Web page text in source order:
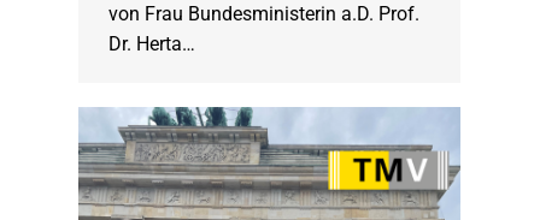
von Frau Bundesministerin a.D. Prof.
Dr. Herta…